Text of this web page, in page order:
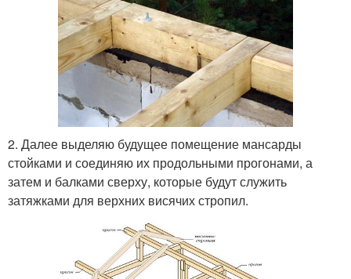
2. Далее выделяю будущее помещение мансарды
стойками и соединяю их продольными прогонами, а
затем и балками сверху, которые будут служить
затяжками для верхних висячих стропил.